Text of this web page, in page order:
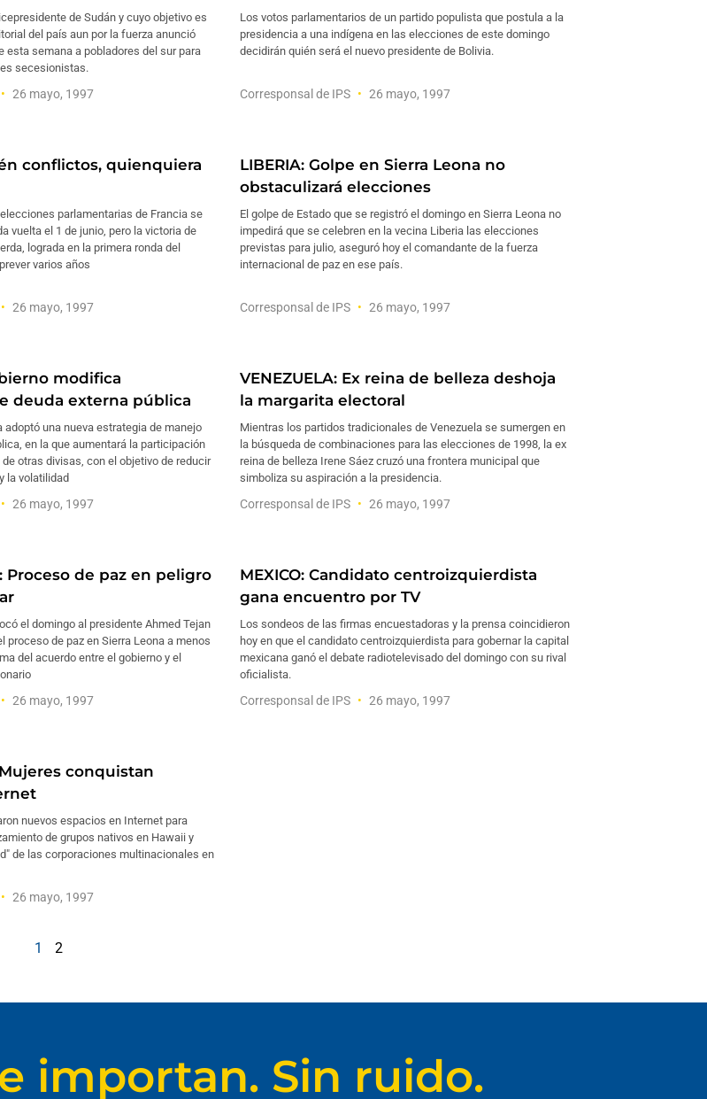
de Sudán y cuyo objetivo es
del país aun por la fuerza anunció
esta semana a pobladores del sur para
secesionistas.
26 mayo, 1997
Los votos parlamentarios de un partido populista que postula a la
presidencia a una indígena en las elecciones de este domingo
decidirán quién será el nuevo presidente de Bolivia.
Corresponsal de IPS 26 mayo, 1997
conflictos, quienquiera
parlamentarias de Francia se
vuelta el 1 de junio, pero la victoria de
lograda en la primera ronda del
varios años
26 mayo, 1997
LIBERIA: Golpe en Sierra Leona no
obstaculizará elecciones
El golpe de Estado que se registró el domingo en Sierra Leona no
impedirá que se celebren en la vecina Liberia las elecciones
previstas para julio, aseguró hoy el comandante de la fuerza
internacional de paz en ese país.
Corresponsal de IPS 26 mayo, 1997
modifica
deuda externa pública
adoptó una nueva estrategia de manejo
en la que aumentará la participación
otras divisas, con el objetivo de reducir
la volatilidad
26 mayo, 1997
VENEZUELA: Ex reina de belleza deshoja
la margarita electoral
Mientras los partidos tradicionales de Venezuela se sumergen en
la búsqueda de combinaciones para las elecciones de 1998, la ex
reina de belleza Irene Sáez cruzó una frontera municipal que
simboliza su aspiración a la presidencia.
Corresponsal de IPS 26 mayo, 1997
Proceso de paz en peligro
el domingo al presidente Ahmed Tejan
proceso de paz en Sierra Leona a menos
del acuerdo entre el gobierno y el
26 mayo, 1997
MEXICO: Candidato centroizquierdista
gana encuentro por TV
Los sondeos de las firmas encuestadoras y la prensa coincidieron
hoy en que el candidato centroizquierdista para gobernar la capital
mexicana ganó el debate radiotelevisado del domingo con su rival
oficialista.
Corresponsal de IPS 26 mayo, 1997
Mujeres conquistan
nuevos espacios en Internet para
de grupos nativos en Hawaii y
de las corporaciones multinacionales en
26 mayo, 1997
1 2
importan. Sin ruido.